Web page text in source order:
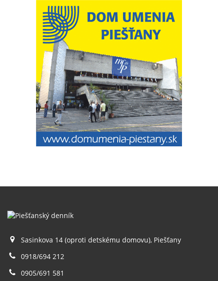
Sasinkova 14 (oproti detskému domovu), Piešťany
0918/694 212
0905/691 581